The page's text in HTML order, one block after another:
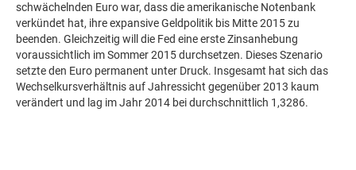
schwächelnden Euro war, dass die amerikanische Notenbank
verkündet hat, ihre expansive Geldpolitik bis Mitte 2015 zu
beenden. Gleichzeitig will die Fed eine erste Zinsanhebung
voraussichtlich im Sommer 2015 durchsetzen. Dieses Szenario
setzte den Euro permanent unter Druck. Insgesamt hat sich das
Wechselkursverhältnis auf Jahressicht gegenüber 2013 kaum
verändert und lag im Jahr 2014 bei durchschnittlich 1,3286.